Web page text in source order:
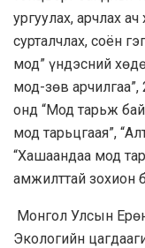
ургуулах, арчлах
сурталчлах, соён
мод” үндэсний
мод-зөв арчилгаа”,
онд “Мод тарьж
мод тарьцгаая”,
“Хашаандаа мод
амжилттай зохион
Монгол Улсын
Экологийн